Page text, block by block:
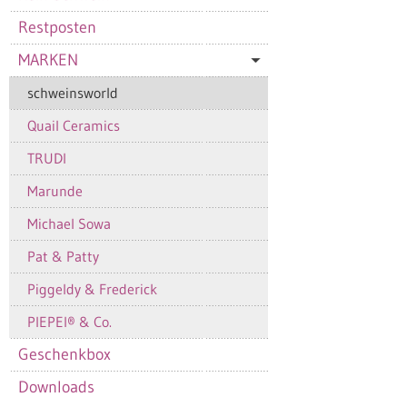
Restposten
MARKEN
schweinsworld
Quail Ceramics
TRUDI
Marunde
Michael Sowa
Pat & Patty
Piggeldy & Frederick
PIEPEI® & Co.
Geschenkbox
Downloads